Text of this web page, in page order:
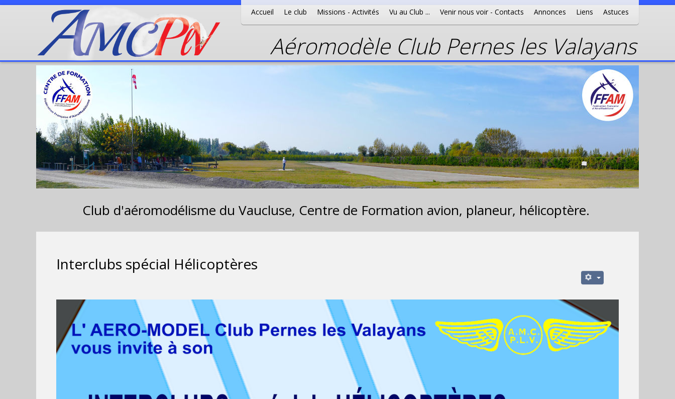
Accueil Le club Missions - Activités Vu au Club ... Venir nous voir - Contacts Annonces Liens Astuces
Aéromodèle Club Pernes les Valayans
Club d'aéromodélisme du Vaucluse, Centre de Formation avion, planeur, hélicoptère.
Interclubs spécial Hélicoptères